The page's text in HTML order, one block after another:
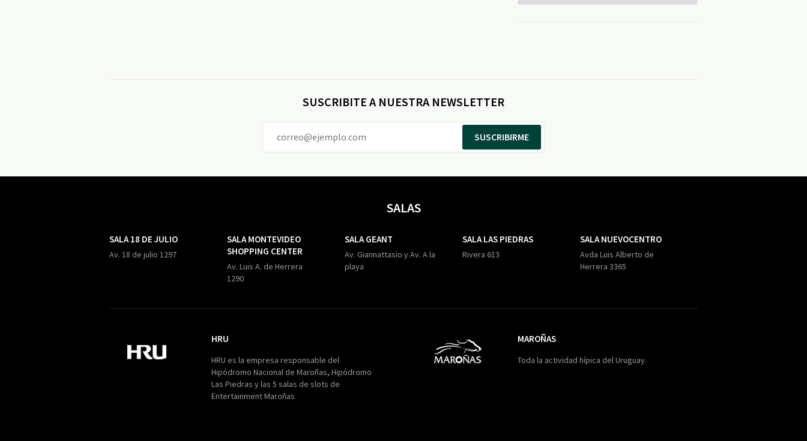
SUSCRIBITE A NUESTRA NEWSLETTER
SUSCRIBIRME
SALAS
SALA 18 DE JULIO
Av. 18 de julio 1297
SALA MONTEVIDEO
SHOPPING CENTER
Av. Luis A. de Herrera
1290
SALA GEANT
Av. Giannattasio y Av. A la
playa
SALA LAS PIEDRAS
Rivera 613
SALA NUEVOCENTRO
Avda Luis Alberto de
Herrera 3365
HRU
HRU es la empresa responsable del
Hipódromo Nacional de Maroñas, Hipódromo
Las Piedras y las 5 salas de slots de
Entertainment Maroñas
Maroñas
MAROÑAS
Toda la actividad hípica del Uruguay.